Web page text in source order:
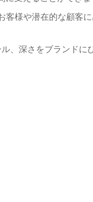
様や潜在的な顧客に
、深さをブランドに